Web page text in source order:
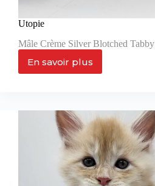
Utopie
Mâle Crème Silver Blotched Tabby
En savoir plus
Utopie